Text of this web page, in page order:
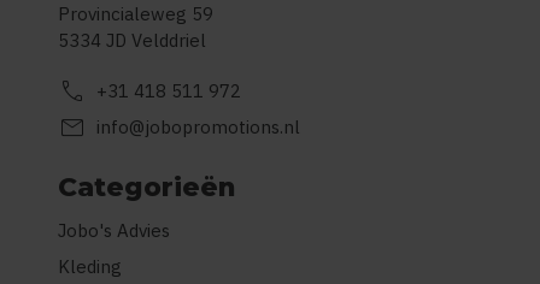
Provincialeweg 59
5334 JD Velddriel
call +31 418 511 972
mail info@jobopromotions.nl
Categorieën
Jobo's Advies
Kleding